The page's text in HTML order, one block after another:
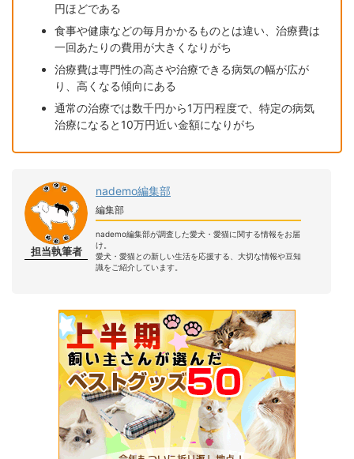
円ほどである
食事や健康などの毎月かかるものとは違い、治療費は
一回あたりの費用が大きくなりがち
治療費は専門性の高さや治療できる病気の幅が広が
り、高くなる傾向にある
通常の治療では数千円から1万円程度で、特定の病気
治療になると10万円近い金額になりがち
担当執筆者
nademo編集部
編集部
nademo編集部が調査した愛犬・愛猫に関する情報をお届
け。
愛犬・愛猫との新しい生活を応援する、大切な情報や豆知
識をご紹介しています。